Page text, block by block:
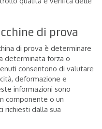
di prova
di prova è determinare
determinata forza o
consentono di valutare
deformazione e
informazioni sono
componente o un
richiesti dalla sua